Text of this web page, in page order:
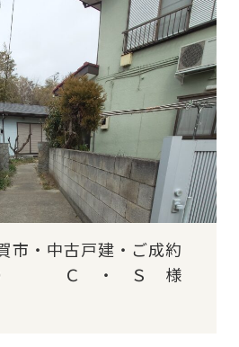
市・中古戸建・ご成約
月） Ｃ ・ Ｓ 様